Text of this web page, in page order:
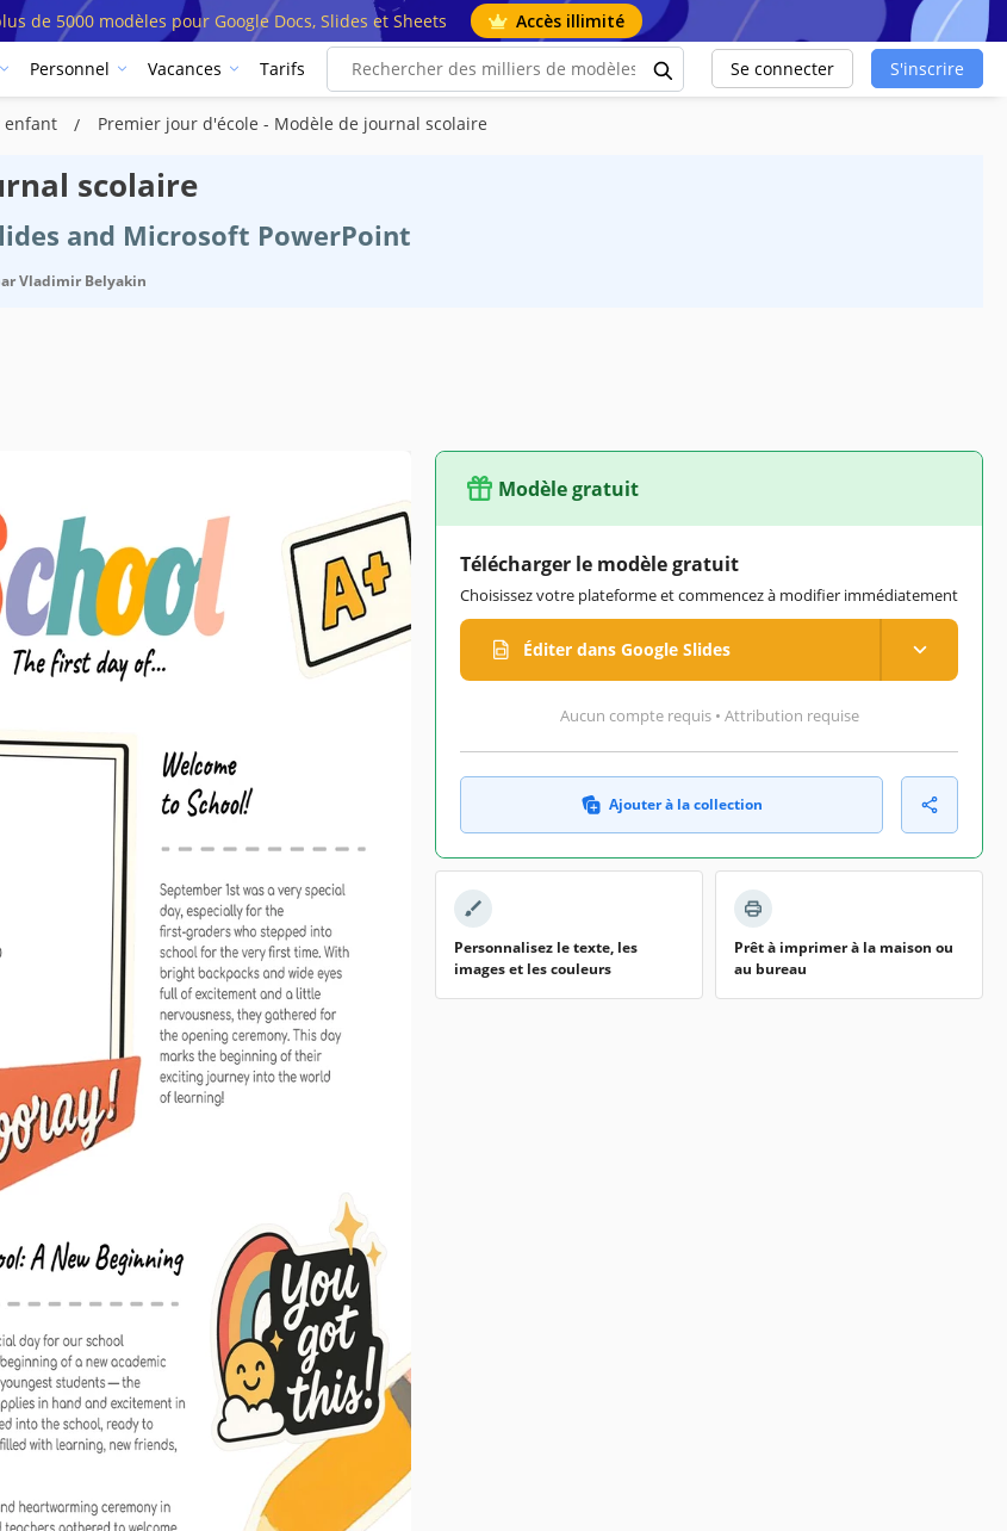
de 5000 modèles pour Google Docs, Slides et Sheets Accès illimité
Personnel Vacances Tarifs Se connecter S'inscrire
enfant Premier jour d'école - Modèle de journal scolaire
scolaire
and Microsoft PowerPoint
Vladimir Belyakin
Modèle gratuit
Télécharger le modèle gratuit
Choisissez votre plateforme et commencez à modifier immédiatement
Éditer dans Google Slides
Aucun compte requis • Attribution requise
Ajouter à la collection
Personnalisez le texte, les
images et les couleurs
Prêt à imprimer à la maison ou
au bureau